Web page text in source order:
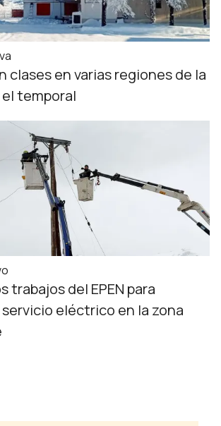
clases en varias regiones de la
temporal
trabajos del EPEN para
eléctrico en la zona